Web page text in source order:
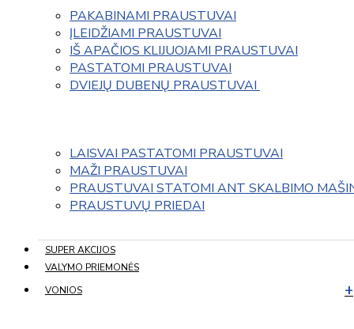
PAKABINAMI PRAUSTUVAI
ĮLEIDŽIAMI PRAUSTUVAI
IŠ APAČIOS KLIJUOJAMI PRAUSTUVAI
PASTATOMI PRAUSTUVAI
DVIEJŲ DUBENŲ PRAUSTUVAI
LAISVAI PASTATOMI PRAUSTUVAI
MAŽI PRAUSTUVAI
PRAUSTUVAI STATOMI ANT SKALBIMO
PRAUSTUVŲ PRIEDAI
SUPER AKCIJOS
VALYMO PRIEMONĖS
VONIOS